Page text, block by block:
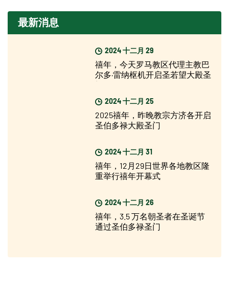
最新消息
2024 十二月 29
禧年，今天罗马教区代理主教巴
尔多·雷纳枢机开启圣若望大殿圣
门
2024 十二月 25
2025禧年，昨晚教宗方济各开启
圣伯多禄大殿圣门
2024 十二月 31
禧年，12月29日世界各地教区隆
重举行禧年开幕式
2024 十二月 26
禧年，3.5 万名朝圣者在圣诞节
通过圣伯多禄圣门